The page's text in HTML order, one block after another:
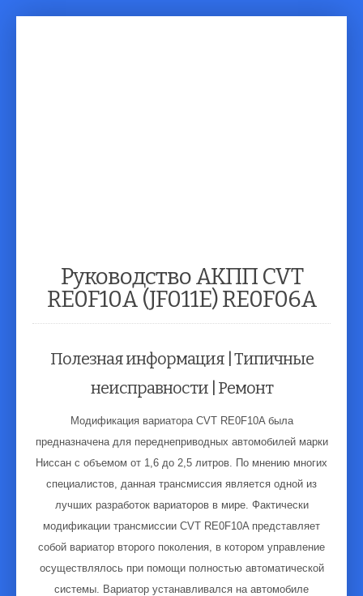
Руководство АКПП CVT
RE0F10A (JF011E) RE0F06A
Полезная информация | Типичные
неисправности | Ремонт
Модификация вариатора CVT RE0F10A была
предназначена для переднеприводных автомобилей марки
Ниссан с объемом от 1,6 до 2,5 литров. По мнению многих
специалистов, данная трансмиссия является одной из
лучших разработок вариаторов в мире. Фактически
модификации трансмиссии CVT RE0F10A представляет
собой вариатор второго поколения, в котором управление
осуществлялось при помощи полностью автоматической
системы. Вариатор устанавливался на автомобиле